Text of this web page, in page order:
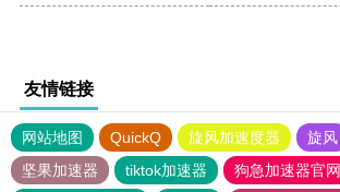
友情链接
网站地图 QuickQ 旋风加速度器 旋风
坚果加速器
tiktok加速器
狗急加速器官网